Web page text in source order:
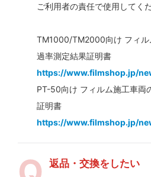
ご利用者の責任で使用してくだ
TM1000/TM2000向け フィル
過率測定結果証明書
https://www.filmshop.jp/
PT-50向け フィルム施工車両
証明書
https://www.filmshop.jp/
返品・交換をしたい